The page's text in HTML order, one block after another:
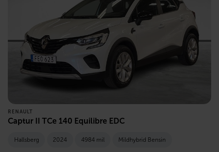
RENAULT
Captur II TCe 140 Equilibre EDC
Hallsberg 2024 4984 mil Mildhybrid Bensin